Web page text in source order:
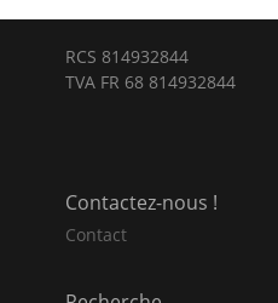
RCS 814932844
TVA FR 68 814932844
Contactez-nous !
Contact